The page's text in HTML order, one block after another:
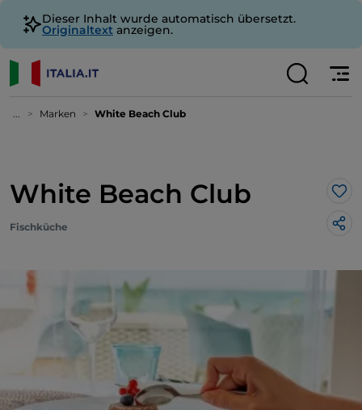
Dieser Inhalt wurde automatisch übersetzt.
Originaltext anzeigen.
... Marken White Beach Club
White Beach Club
Fischküche